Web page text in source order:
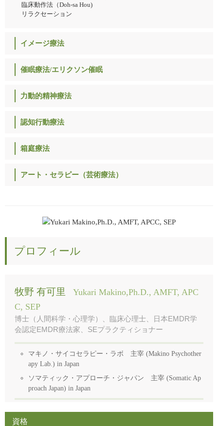
臨床動作法（Doh-sa Hou)
リラクセーション
イメージ療法
催眠療法/エリクソン催眠
力動的精神療法
認知行動療法
箱庭療法
アート・セラピー（芸術療法）
プロフィール
牧野 有可里
Yukari Makino,Ph.D., AMFT, APC
C, SEP
博士（人間科学・心理学）、臨床心理士、日本EMDR学
会認定EMDR療法家、SEプラクティショナー
マキノ・サイコセラピー・ラボ 主宰 (Makino Psychother
apy Lab.) in Japan
ソマティック・アプローチ・ジャパン 主宰 (Somatic Ap
proach Japan) in Japan
資格